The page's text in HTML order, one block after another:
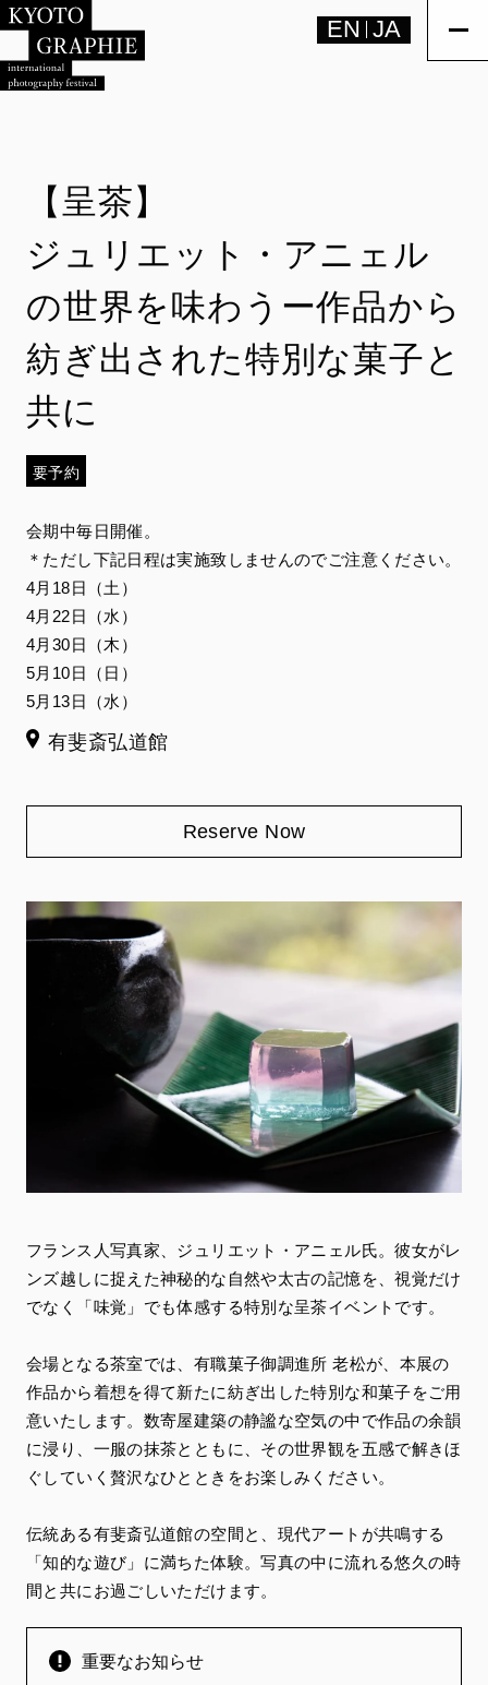
EN JA
【呈茶】
ジュリエット・アニェル
の世界を味わうー作品から
紡ぎ出された特別な菓子と
共に
要予約
会期中毎日開催。
＊ただし下記日程は実施致しませんのでご注意ください。
4月18日（土）
4月22日（水）
4月30日（木）
5月10日（日）
5月13日（水）
有斐斎弘道館
Reserve Now
フランス人写真家、ジュリエット・アニェル氏。彼女がレ
ンズ越しに捉えた神秘的な自然や太古の記憶を、視覚だけ
でなく「味覚」でも体感する特別な呈茶イベントです。
会場となる茶室では、有職菓子御調進所 老松が、本展の
作品から着想を得て新たに紡ぎ出した特別な和菓子をご用
意いたします。数寄屋建築の静謐な空気の中で作品の余韻
に浸り、一服の抹茶とともに、その世界観を五感で解きほ
ぐしていく贅沢なひとときをお楽しみください。
伝統ある有斐斎弘道館の空間と、現代アートが共鳴する
「知的な遊び」に満ちた体験。写真の中に流れる悠久の時
間と共にお過ごしいただけます。
重要なお知らせ